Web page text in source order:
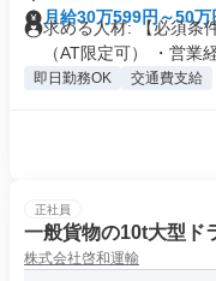
月給30万599円～50万
求める人材: 【必須条
（AT限定可） ・営業経
即日勤務OK 交通費支給
正社員
一般貨物の10t大型ド
株式会社啓和運輸